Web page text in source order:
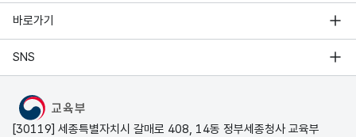
바로가기
SNS
MOE
[30119] 세종특별자치시 갈매로 408, 14동 정부세종청사 교육부